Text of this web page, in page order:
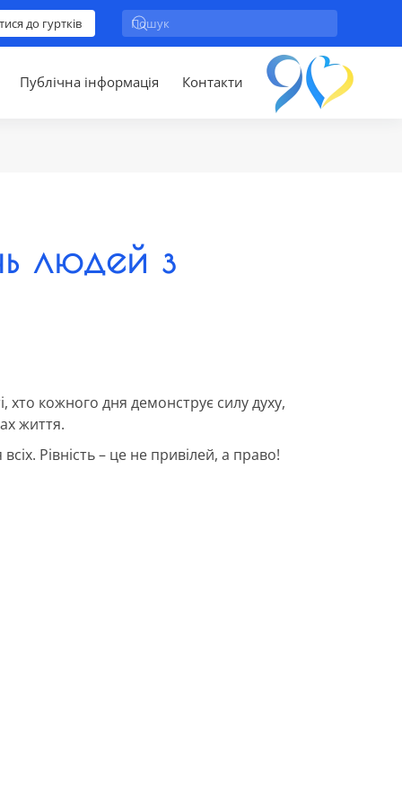
до гуртків
Публічна інформація Контакти
людей з
хто кожного дня демонструє силу духу,
життя.
Рівність – це не привілей, а право!